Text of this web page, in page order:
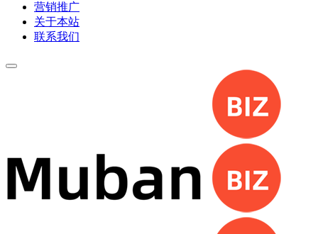
营销推广
关于本站
联系我们